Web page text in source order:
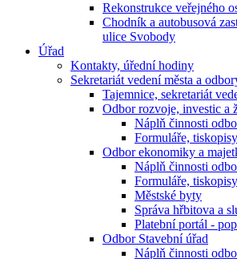
Rekonstrukce veřejného
Chodník a autobusová
ulice Svobody
Úřad
Kontakty, úřední hodiny
Sekretariát vedení města a
Tajemnice, sekretariát
Odbor rozvoje, investic a
Náplň činnosti
Formuláře, tiskopisy
Odbor ekonomiky a
Náplň činnosti
Formuláře, tiskopisy
Městské byty
Správa hřbitova a
Platební portál -
Odbor Stavební úřad
Náplň činnosti